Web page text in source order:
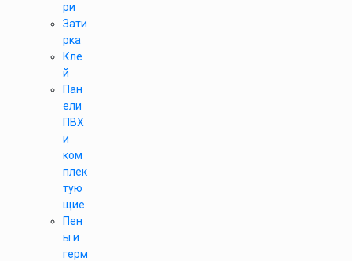
ри
Зати
рка
Кле
й
Пан
ели
ПВХ
и
ком
плек
тую
щие
Пен
ы и
герм